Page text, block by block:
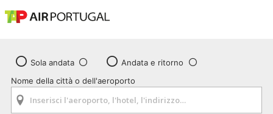
Sola andata
Andata e ritorno
Nome della città o dell'aeroporto